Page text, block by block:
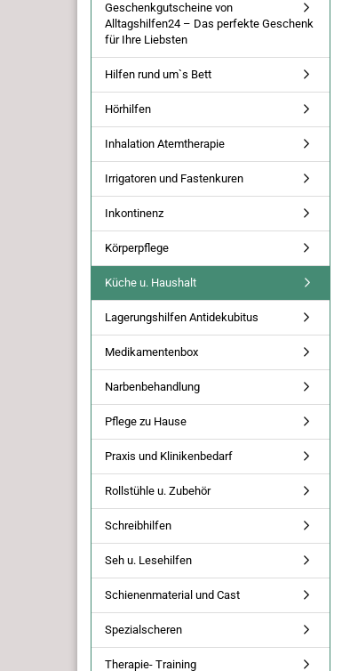
Geschenkgutscheine von
Alltagshilfen24 – Das perfekte Geschenk
für Ihre Liebsten
Hilfen rund um`s Bett
Hörhilfen
Inhalation Atemtherapie
Irrigatoren und Fastenkuren
Inkontinenz
Körperpflege
Küche u. Haushalt
Lagerungshilfen Antidekubitus
Medikamentenbox
Narbenbehandlung
Pflege zu Hause
Praxis und Klinikenbedarf
Rollstühle u. Zubehör
Schreibhilfen
Seh u. Lesehilfen
Schienenmaterial und Cast
Spezialscheren
Therapie- Training